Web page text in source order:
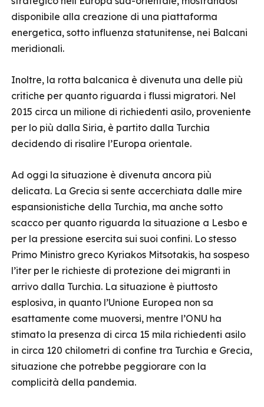
disponibile alla creazione di una piattaforma
energetica, sotto influenza statunitense, nei Balcani
meridionali.
Inoltre, la rotta balcanica è divenuta una delle più
critiche per quanto riguarda i flussi migratori. Nel
2015 circa un milione di richiedenti asilo, proveniente
per lo più dalla Siria, è partito dalla Turchia
decidendo di risalire l’Europa orientale.
Ad oggi la situazione è divenuta ancora più
delicata. La Grecia si sente accerchiata dalle mire
espansionistiche della Turchia, ma anche sotto
scacco per quanto riguarda la situazione a Lesbo e
per la pressione esercita sui suoi confini. Lo stesso
Primo Ministro greco Kyriakos Mitsotakis, ha sospeso
l’iter per le richieste di protezione dei migranti in
arrivo dalla Turchia. La situazione è piuttosto
esplosiva, in quanto l’Unione Europea non sa
esattamente come muoversi, mentre l’ONU ha
stimato la presenza di circa 15 mila richiedenti asilo
in circa 120 chilometri di confine tra Turchia e Grecia,
situazione che potrebbe peggiorare con la
complicità della pandemia.